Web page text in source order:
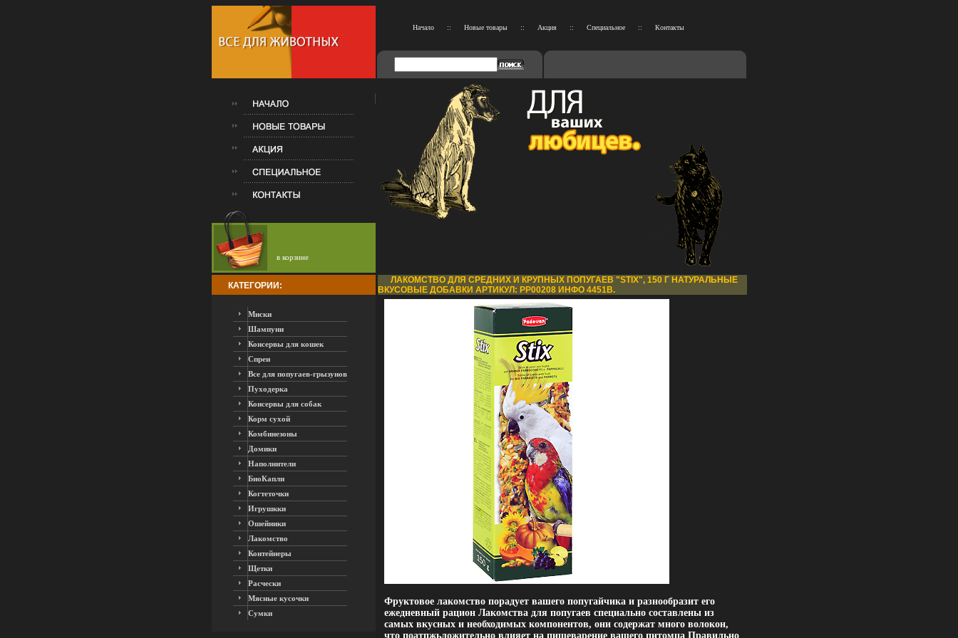
Начало :: Новые товары :: Акция :: Специальное :: Контакты
в корзине
КАТЕГОРИИ:
Миски
Шампуни
Консервы для кошек
Спреи
Все для попугаев-грызунов
Пуходерка
Консервы для собак
Корм сухой
Комбинезоны
Домики
Наполнители
БиоКапли
Когтеточки
Игрушкки
Ошейники
Лакомство
Контейнеры
Щетки
Расчески
Мясные кусочки
Сумки
ЛАКОМСТВО ДЛЯ СРЕДНИХ И КРУПНЫХ ПОПУГАЕВ "STIX", 150 Г НАТУРАЛЬНЫЕ
ВКУСОВЫЕ ДОБАВКИ АРТИКУЛ: РР00208 ИНФО 4451B.
Фруктовое лакомство порадует вашего попугайчика и разнообразит его
ежедневный рацион Лакомства для попугаев специально составлены из
самых вкусных и необходимых компонентов, они содержат много волокон,
что поатпжьложительно влияет на пищеварение вашего питомца Правильно